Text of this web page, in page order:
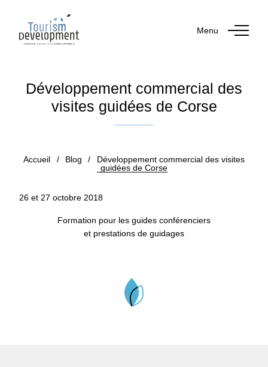
Menu
Développement commercial des
visites guidées de Corse
Accueil / Blog /
Développement commercial des visites
guidées de Corse
26 et 27 octobre 2018
Formation pour les guides conférenciers
et prestations de guidages